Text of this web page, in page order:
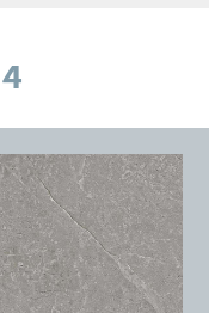
THƯ
TIN SỰ KIỆN
4